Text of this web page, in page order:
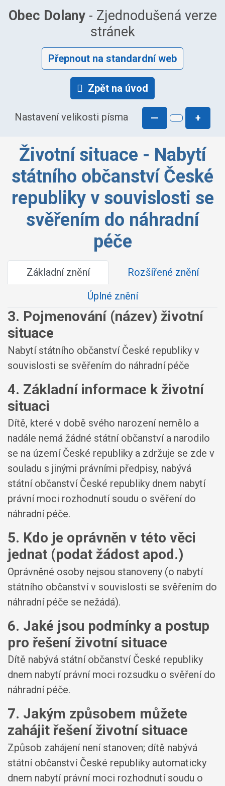
Obec Dolany- Zjednodušená verze
stránek
Přepnout na standardní web
Zpět na úvod
Nastavení velikosti písma — +
Životní situace - Nabytí
státního občanství České
republiky v souvislosti se
svěřením do náhradní
péče
Základní znění
Rozšířené znění
Úplné znění
3. Pojmenování (název) životní
situace
Nabytí státního občanství České republiky v
souvislosti se svěřením do náhradní péče
4. Základní informace k životní
situaci
Dítě, které v době svého narození nemělo a
nadále nemá žádné státní občanství a narodilo
se na území České republiky a zdržuje se zde v
souladu s jinými právními předpisy, nabývá
státní občanství České republiky dnem nabytí
právní moci rozhodnutí soudu o svěření do
náhradní péče.
5. Kdo je oprávněn v této věci
jednat (podat žádost apod.)
Oprávněné osoby nejsou stanoveny (o nabytí
státního občanství v souvislosti se svěřením do
náhradní péče se nežádá).
6. Jaké jsou podmínky a postup
pro řešení životní situace
Dítě nabývá státní občanství České republiky
dnem nabytí právní moci rozsudku o svěření do
náhradní péče.
7. Jakým způsobem můžete
zahájit řešení životní situace
Způsob zahájení není stanoven; dítě nabývá
státní občanství České republiky automaticky
dnem nabytí právní moci rozhodnutí soudu o